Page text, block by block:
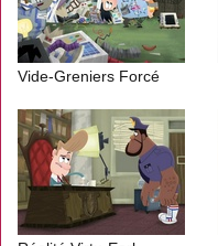
Vide-Greniers Forcé